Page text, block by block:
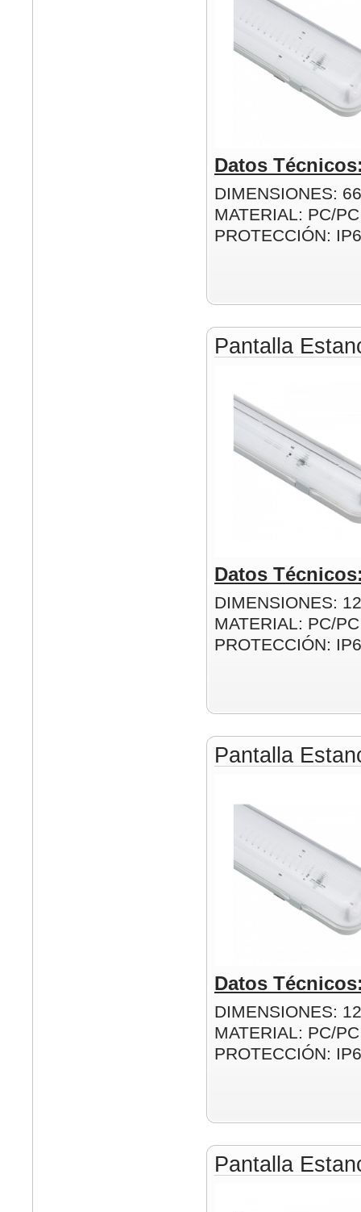
Datos
DIMENSIONES:
MATERIAL: PC/PC
PROTECCIÓN:
Pantalla
Datos
DIMENSIONES:
MATERIAL: PC/PC
PROTECCIÓN:
Pantalla
Datos
DIMENSIONES:
MATERIAL: PC/PC
PROTECCIÓN:
Pantalla